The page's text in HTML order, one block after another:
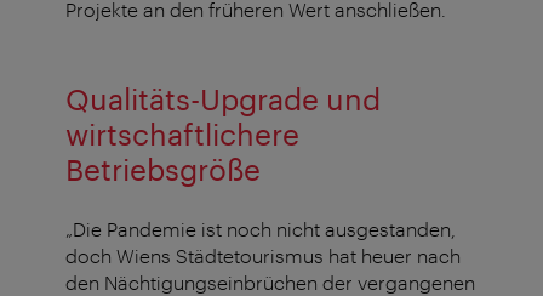
Projekte an den früheren Wert anschließen.
Qualitäts-Upgrade und
wirtschaftlichere
Betriebsgröße
„Die Pandemie ist noch nicht ausgestanden,
doch Wiens Städtetourismus hat heuer nach
den Nächtigungseinbrüchen der vergangenen